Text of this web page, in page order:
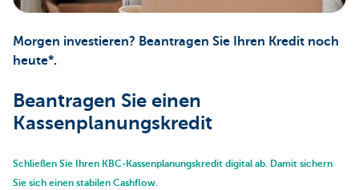
Morgen investieren? Beantragen Sie Ihren Kredit noch
heute*.
Beantragen Sie einen
Kassenplanungskredit
Schließen Sie Ihren KBC-Kassenplanungskredit digital ab. Damit sichern
Sie sich einen stabilen Cashflow.